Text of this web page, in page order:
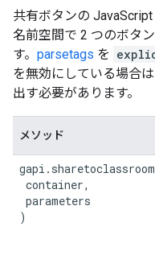
共有ボタンの JavaScript
名前空間で 2 つのボタ
す。 parsetags を
を無効にしている場合
出す必要があります。
メソッド
container,
parameters
)